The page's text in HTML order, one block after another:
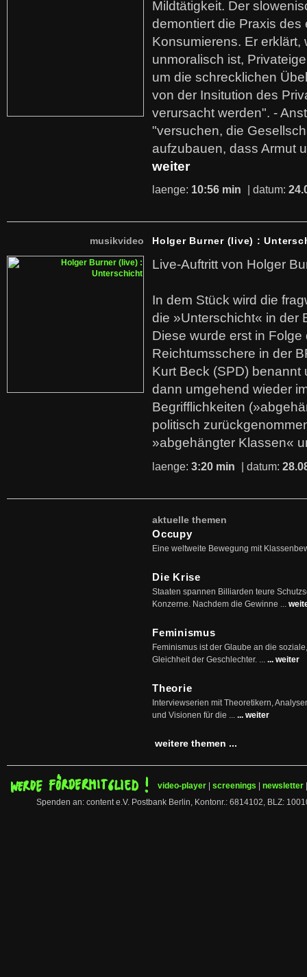
Mildtätigkeit. Der
demontiert die Praxis des
Konsumierens. Er erklärt,
unmoralisch ist,
um die schrecklichen
von der Insitution des
verursacht werden". -
"versuchen, die
aufzubauen, dass Armut
weiter
laenge: 10:56 min | datum:
musikvideo Holger Burner (live) :
Live-Auftritt von Holger
In dem Stück wird die
die »Unterschicht« in der
Diese wurde erst in
Reichtumsschere in der
Kurt Beck (SPD)
dann umgehend wieder
Begrifflichkeiten
politisch
»abgehängter Klassen«
laenge: 3:20 min | datum:
aktuelle themen
Occupy
Eine weltweite Bewegung mit
Die Krise
Staaten spannen Billiarden teure
Konzerne. Nachdem die Gewinne ...
Feminismus
Feminismus ist der Glaube an die
Gleichheit der Geschlechter. ... ... weiter
Theorie
Interviewserien mit Theoretikern,
und Visionen für die ... ... weiter
weitere themen ...
video-player screenings newsletter
Spenden an: content e.V. Postbank Berlin, Kontonr.: 6814102, BLZ: